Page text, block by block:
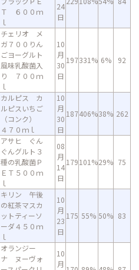
Ｔ ６００ｍ
ｌ
24
日
チェリオ メ
ガ７００りん
ごヨーグルト
風味乳酸菌入
り ７００ｍ
ｌ
10
月
30
日
197331% 6% 92
カルピス カ
ルピスいちご
（コンク）
４７０ｍｌ
10
月
30
日
187406%38% 262
アサヒ ぐん
ぐんグルト３
種の乳酸菌Ｐ
ＥＴ５００ｍ
ｌ
08
月
14
日
179101%29% 75
キリン 午後
の紅茶マスカ
ットティーソ
ーダ４５０ｍ
ｌ
10
月
23
日
175 55% 50% 83
オランジー
ナ ヌーヴォ
10
月